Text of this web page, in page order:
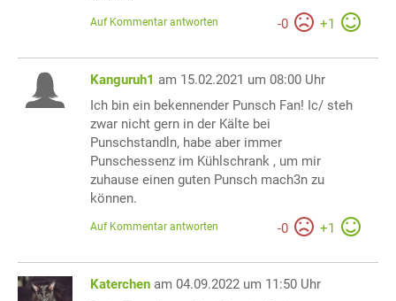
-0 +1
Auf Kommentar antworten
Kanguruh1 am 15.02.2021 um 08:00 Uhr
Ich bin ein bekennender Punsch Fan! Ic/ steh
zwar nicht gern in der Kälte bei
Punschstandln, habe aber immer
Punschessenz im Kühlschrank , um mir
zuhause einen guten Punsch mach3n zu
können.
-0 +1
Auf Kommentar antworten
Katerchen am 04.09.2022 um 11:50 Uhr